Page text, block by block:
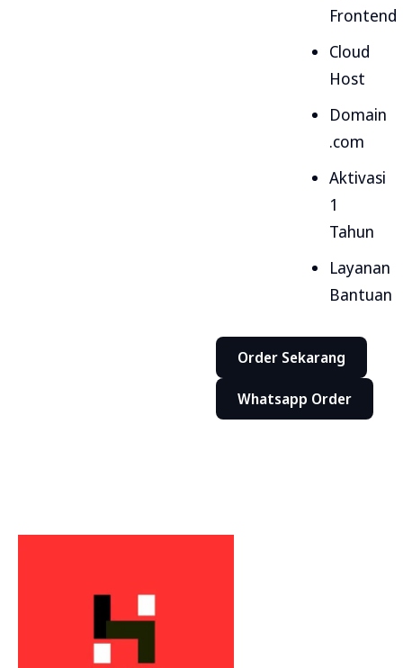
Frontend
Cloud
Host
Domain
.com
Aktivasi
1
Tahun
Layanan
Bantuan
Order Sekarang
Whatsapp Order